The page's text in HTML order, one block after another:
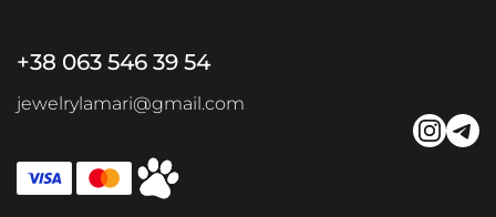
+38 063 546 39 54
jewelrylamari@gmail.com